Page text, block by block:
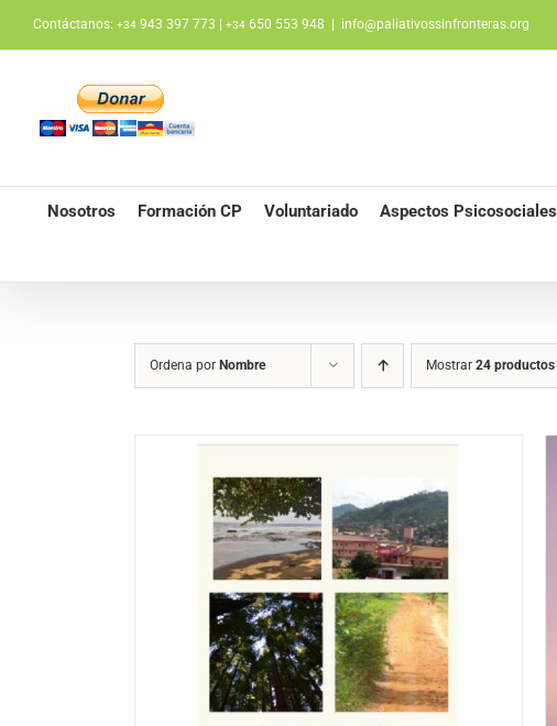
contenido
Contáctanos: +34 943 397 773 | +34 650 553 948 info@paliativossinfronteras.org
Nosotros Formación CP Voluntariado Aspectos Psicosociales
Ordena por Nombre Mostrar 24 productos